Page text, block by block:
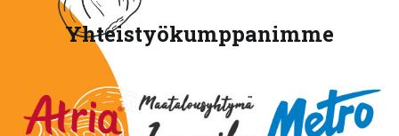
Yhteistyökumppanimme